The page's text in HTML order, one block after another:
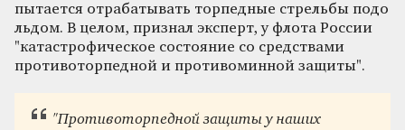
пытается отрабатывать торпедные стрельбы подо
льдом. В целом, признал эксперт, у флота России
"катастрофическое состояние со средствами
противоторпедной и противоминной защиты".
"Противоторпедной защиты у наших